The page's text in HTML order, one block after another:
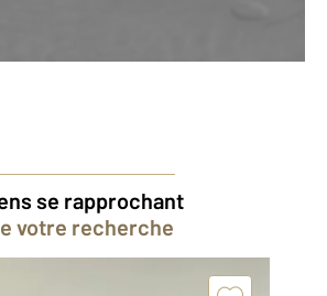
se rapprochant
votre recherche